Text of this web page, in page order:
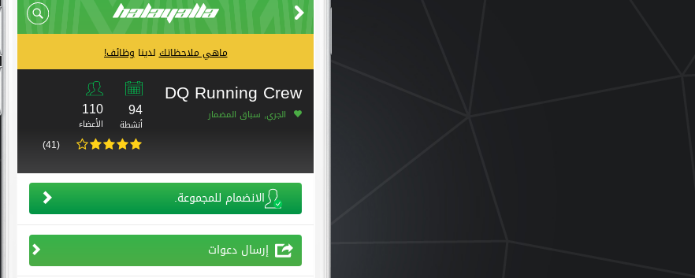
ماهي ملاحظاتكلديناوظائف!
DQ Running Crew
الجري, سباق المضمار 94
أنشطة
110
الأعضاء
(41)
الانضمام للمجموعة.
إرسال دعوات